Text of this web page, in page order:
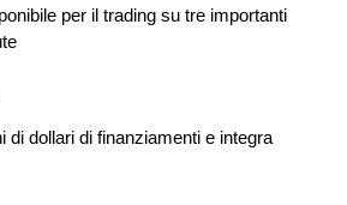
per il trading su tre importanti
di dollari di finanziamenti e integra